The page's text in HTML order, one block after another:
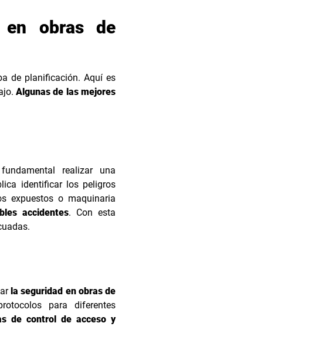
en obras de
de planificación. Aquí es
Algunas de las mejores
realizar una
identificar los peligros
expuestos o maquinaria
accidentes. Con esta
la seguridad en obras de
para diferentes
de control de acceso y